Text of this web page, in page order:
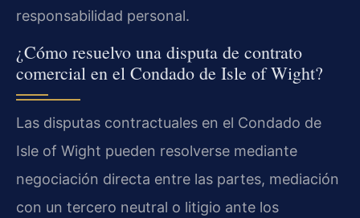
responsabilidad personal.
¿Cómo resuelvo una disputa de contrato
comercial en el Condado de Isle of Wight?
Las disputas contractuales en el Condado de
Isle of Wight pueden resolverse mediante
negociación directa entre las partes, mediación
con un tercero neutral o litigio ante los